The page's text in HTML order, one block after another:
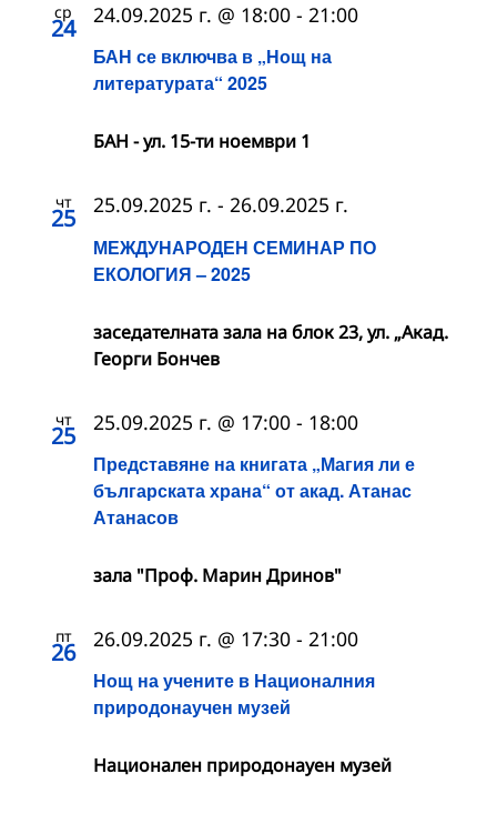
ср
24
БАН се включва в „Нощ на
литературата“ 2025
24.09.2025 г. @ 18:00 - 21:00
БАН - ул. 15-ти ноември 1
чт
25
МЕЖДУНАРОДЕН СЕМИНАР ПО
ЕКОЛОГИЯ – 2025
25.09.2025 г. - 26.09.2025 г.
заседателната зала на блок 23, ул. „Акад.
Георги Бончев
чт
25
Представяне на книгата „Магия ли е
българската храна“ от акад. Атанас
Атанасов
25.09.2025 г. @ 17:00 - 18:00
зала "Проф. Марин Дринов"
пт
26
Нощ на учените в Националния
природонаучен музей
26.09.2025 г. @ 17:30 - 21:00
Национален природонауен музей